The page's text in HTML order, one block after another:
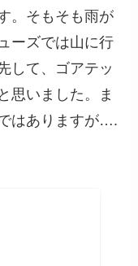
。そもそも雨が
ーズでは山に行
して、ゴアテッ
思いました。ま
はありますが….